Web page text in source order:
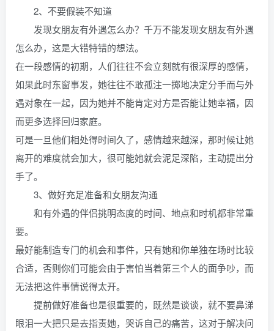
2、不要假装不知道
发现女朋友有外遇怎么办？千万不能发现女朋友有外遇
怎么办，这是大错特错的想法。
在一段感情的初期，人们往往不会立刻就有很深厚的感情，
如果此时东窗事发，她往往不敢孤注一掷地决定分手而与外
遇对象在一起，因为她并不能肯定对方是否能让她幸福，因
而更多选择回归家庭。
可是一旦他们相处得时间久了，感情越来越深，那时候让她
离开的难度就会加大，很可能她就会泥足深陷，主动提出分
手了。
3、做好充足准备和女朋友沟通
和有外遇的伴侣挑明态度的时间、地点和时机都非常重
要。
最好能制造专门的机会和事件，只有她和你单独在场时比较
合适，否则你们可能会由于害怕当着第三个人的面争吵，而
无法把这件事情说得太开。
提前做好准备也是很重要的，既然是谈谈，就不要鼻涕
眼泪一大把只是去指责她，哭诉自己的痛苦，这对于解决问